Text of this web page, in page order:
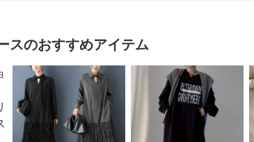
スのおすすめアイテム